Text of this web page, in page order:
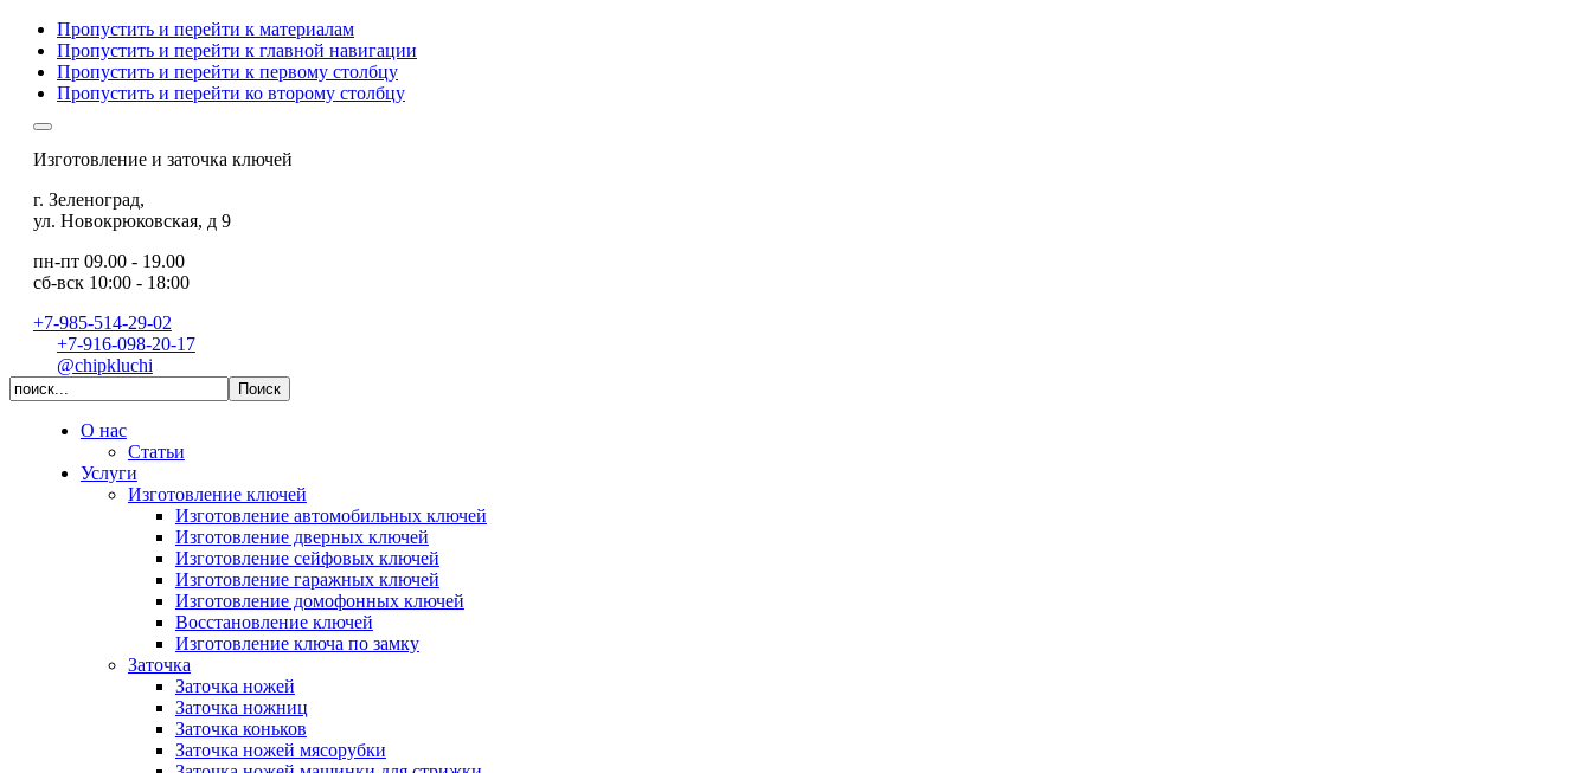
Пропустить и перейти к материалам
Пропустить и перейти к главной навигации
Пропустить и перейти к первому столбцу
Пропустить и перейти ко второму столбцу
Изготовление и заточка ключей
г. Зеленоград,
ул. Новокрюковская, д 9
пн-пт 09.00 - 19.00
сб-вск 10:00 - 18:00
+7-985-514-29-02
+7-916-098-20-17
@chipkluchi
О нас
Статьи
Услуги
Изготовление ключей
Изготовление автомобильных ключей
Изготовление дверных ключей
Изготовление сейфовых ключей
Изготовление гаражных ключей
Изготовление домофонных ключей
Восстановление ключей
Изготовление ключа по замку
Заточка
Заточка ножей
Заточка ножниц
Заточка коньков
Заточка ножей мясорубки